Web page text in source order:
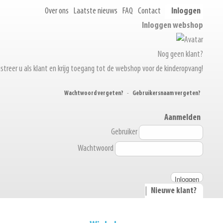
Over ons Laatste nieuws FAQ Contact
Inloggen
Inloggen webshop
Nog geen klant?
u als klant en krijg toegang tot de webshop voor de kinderopvang!
Wachtwoord vergeten? - Gebruikersnaam vergeten?
Aanmelden
Gebruiker
Wachtwoord
Nieuwe klant?